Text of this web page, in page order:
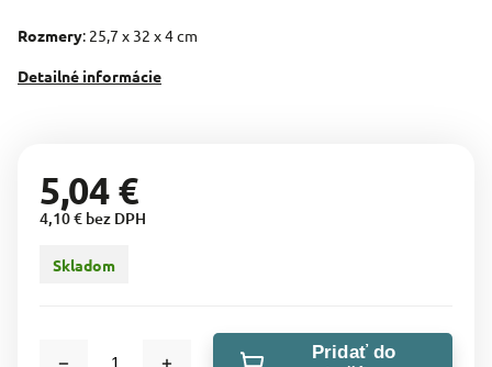
Rozmery: 25,7 x 32 x 4 cm
Detailné informácie
5,04 €
4,10 € bez DPH
Skladom
Pridať do